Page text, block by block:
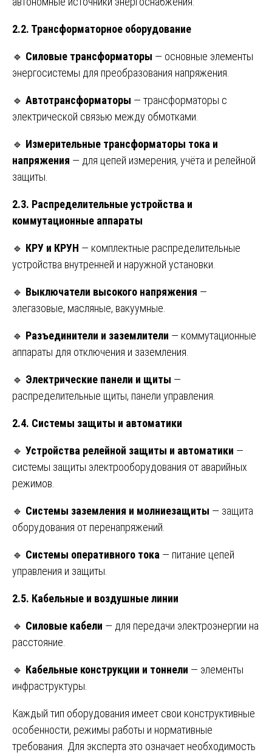
2.2. Трансформаторное оборудование
🔹 Силовые трансформаторы — основные элементы
энергосистемы для преобразования напряжения.
🔹 Автотрансформаторы — трансформаторы с
электрической связью между обмотками.
🔹 Измерительные трансформаторы тока и
напряжения — для цепей измерения, учёта и релейной
защиты.
2.3. Распределительные устройства и
коммутационные аппараты
🔹 КРУ и КРУН — комплектные распределительные
устройства внутренней и наружной установки.
🔹 Выключатели высокого напряжения —
элегазовые, масляные, вакуумные.
🔹 Разъединители и заземлители — коммутационные
аппараты для отключения и заземления.
🔹 Электрические панели и щиты —
распределительные щиты, панели управления.
2.4. Системы защиты и автоматики
🔹 Устройства релейной защиты и автоматики —
системы защиты электрооборудования от аварийных
режимов.
🔹 Системы заземления и молниезащиты — защита
оборудования от перенапряжений.
🔹 Системы оперативного тока — питание цепей
управления и защиты.
2.5. Кабельные и воздушные линии
🔹 Силовые кабели — для передачи электроэнергии на
расстояние.
🔹 Кабельные конструкции и тоннели — элементы
инфраструктуры.
Каждый тип оборудования имеет свои конструктивные
особенности, режимы работы и нормативные
требования. Для эксперта это означает необходимость